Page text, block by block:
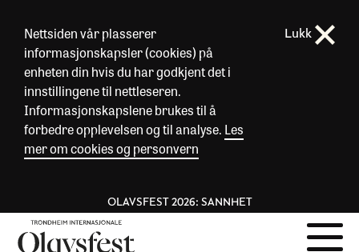
Nettsiden vår plasserer
informasjonskapsler (cookies) på
enheten din hvis du har godkjent det i
innstillingene til nettleseren.
Informasjonskapslene brukes til å
forbedre opplevelsen og til analyse. Les
mer om cookies og personvern
Lukk
OLAVSFEST 2026: SANNHET